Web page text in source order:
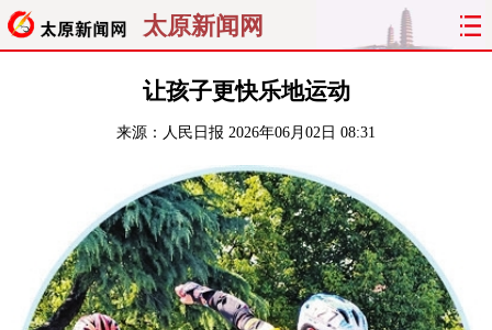
太原新闻网
聚焦 太原
关注 文明
曝光 综合
旅游 理财 政务 教育
看天下 晋月读 最太原 网罗民生
让孩子更快乐地运动
来源： 人民日报 2026年06月02日 08:31